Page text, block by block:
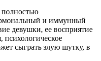
и иммунный
девушки, ее восприятие
сыграть злую шутку, в